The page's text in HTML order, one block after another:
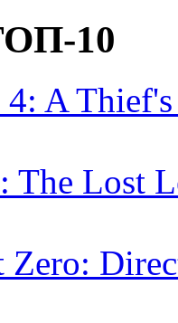
10
4: A
The Lost
Zero: